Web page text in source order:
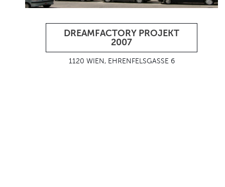
DREAMFACTORY PROJEKT
2007
1120 WIEN, EHRENFELSGASSE 6